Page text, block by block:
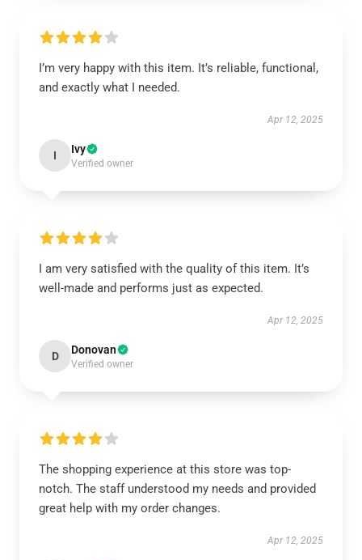
I’m very happy with this item. It’s reliable, functional,
and exactly what I needed.
Apr 12, 2025
I Ivy
Verified owner
I am very satisfied with the quality of this item. It’s
well-made and performs just as expected.
Apr 12, 2025
D Donovan
Verified owner
The shopping experience at this store was top-
notch. The staff understood my needs and provided
great help with my order changes.
Apr 12, 2025